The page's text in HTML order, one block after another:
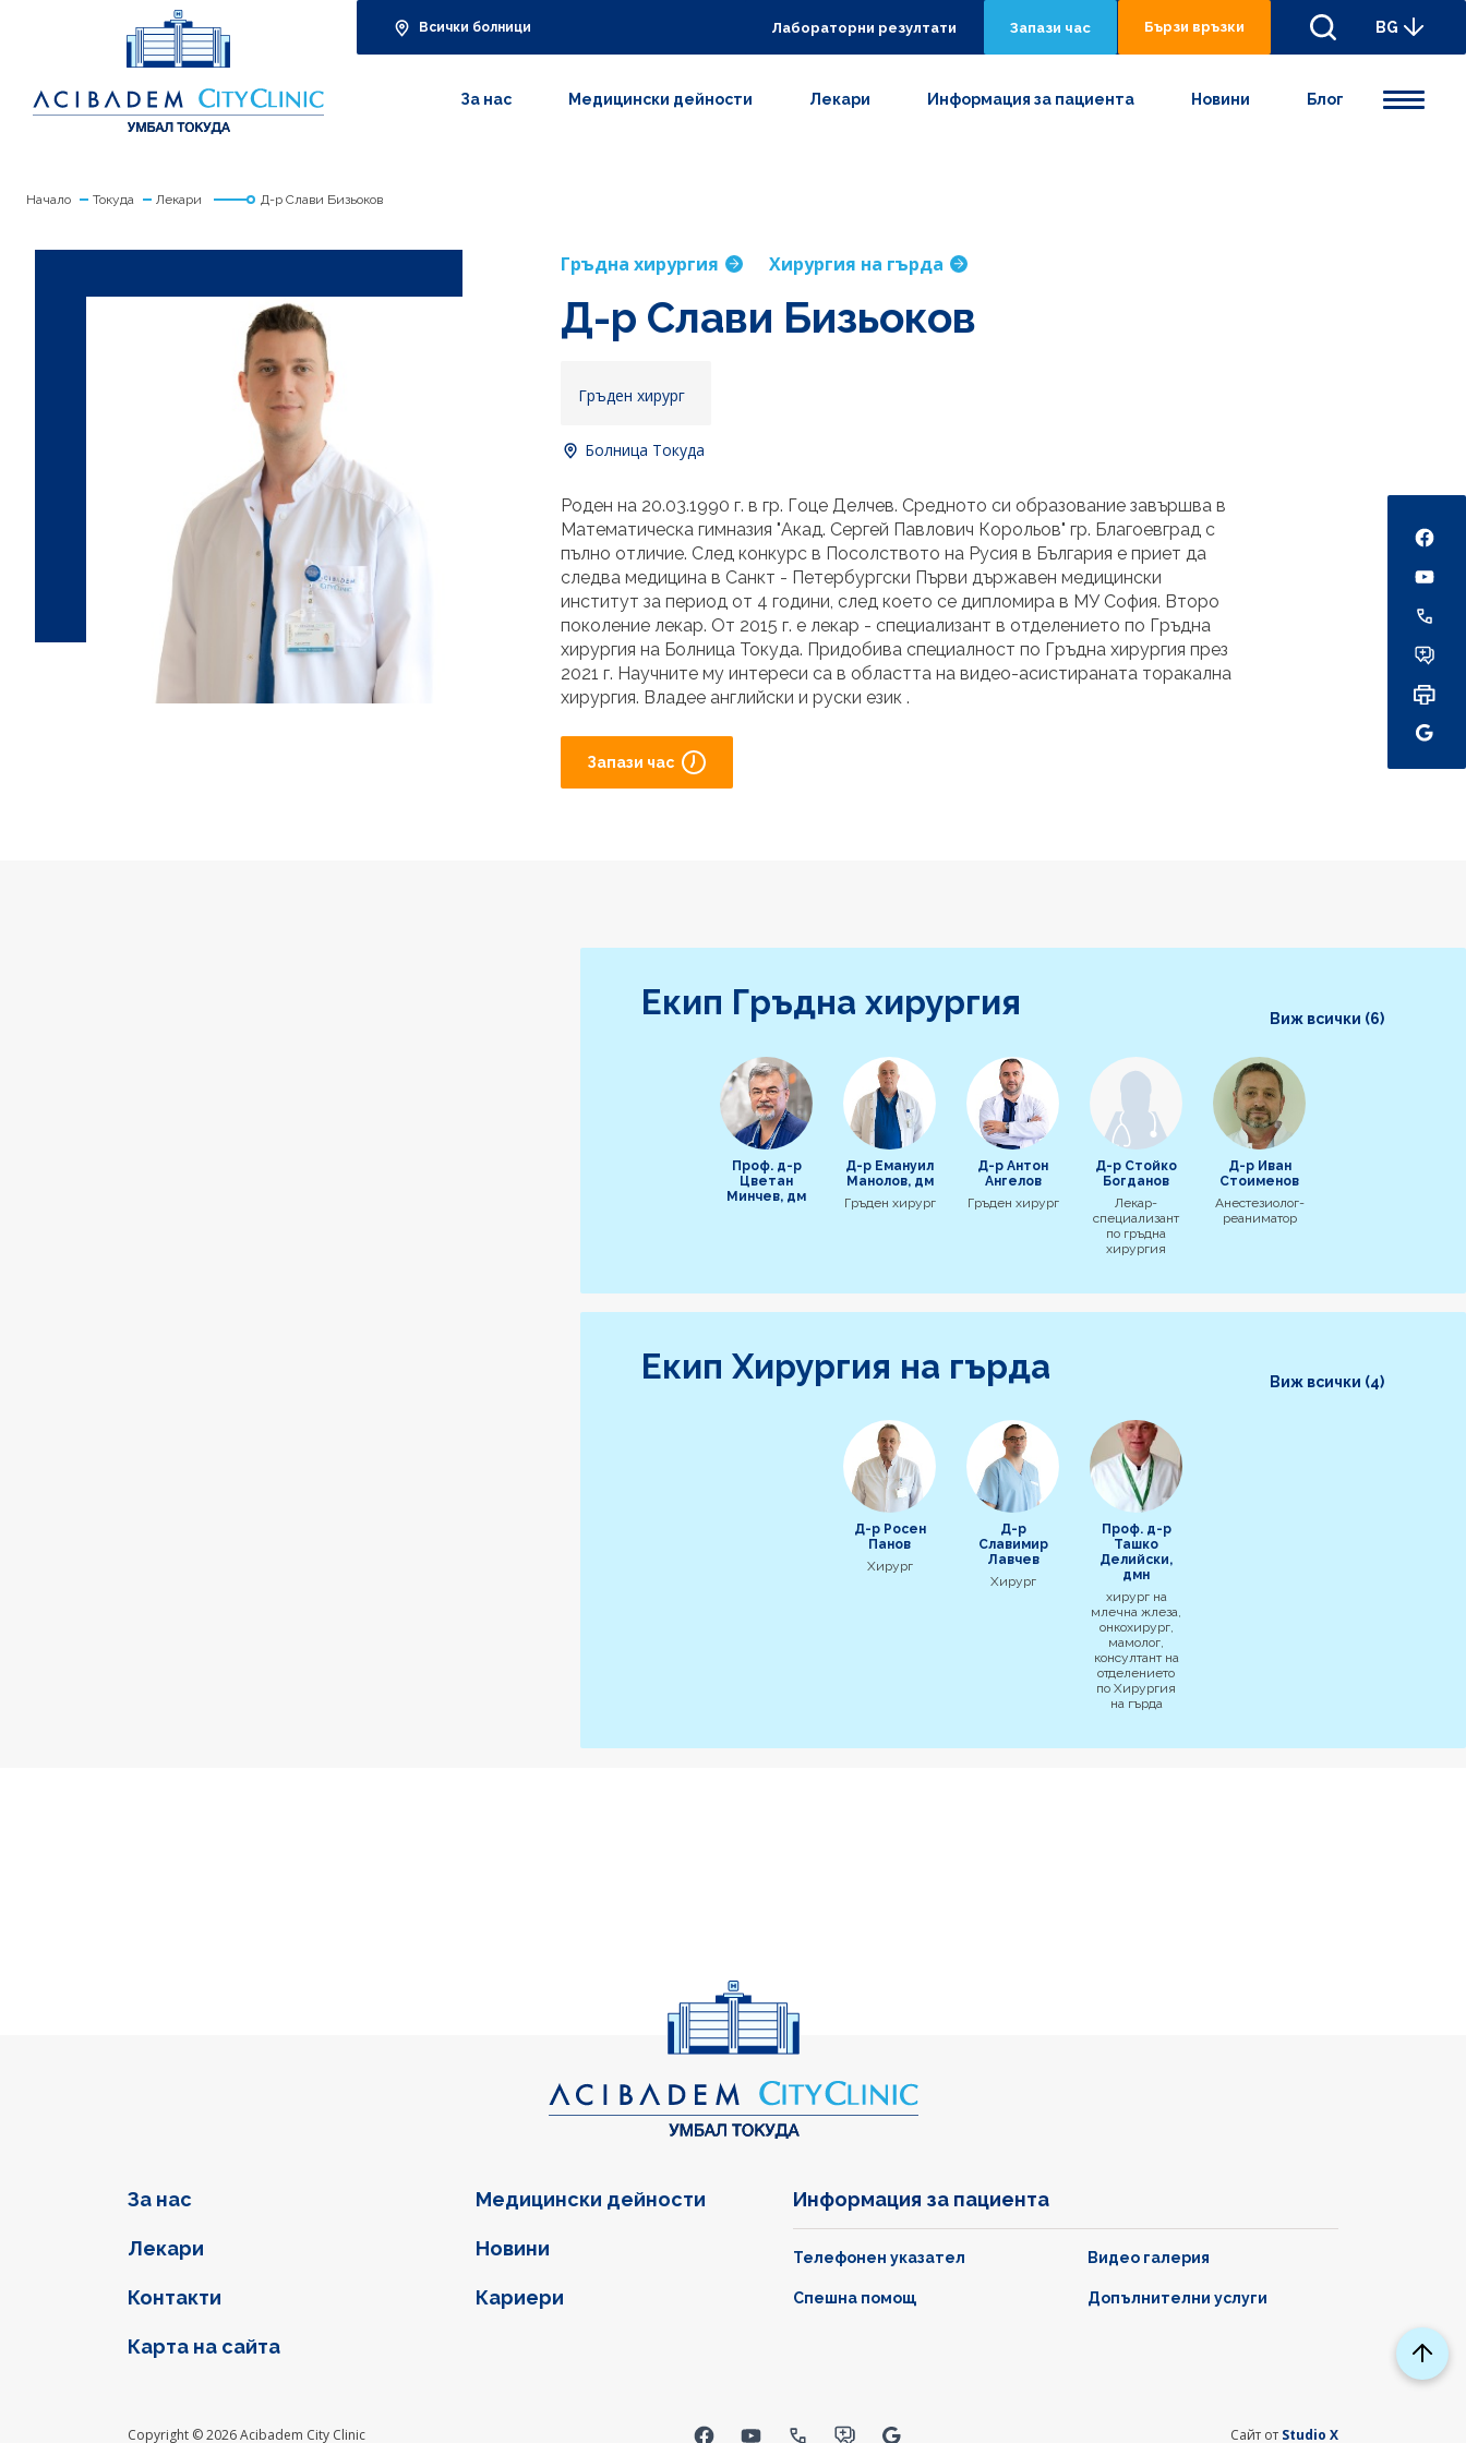
Всички болници Лабораторни резултати Запази час Бързи връзки BG
За нас Медицински дейности Лекари Информация за пациента Новини Блог
Начало Токуда Лекари Д-р Слави Бизьоков
Гръдна хирургия Хирургия на гърда
Д-р Слави Бизьоков
Гръден хирург
Болница Токуда
Роден на 20.03.1990 г. в гр. Гоце Делчев. Средното си образование завършва в
Математическа гимназия "Акад. Сергей Павлович Корольов" гр. Благоевград с
пълно отличие. След конкурс в Посолството на Русия в България е приет да
следва медицина в Санкт - Петербургски Първи държавен медицински
институт за период от 4 години, след което се дипломира в МУ София. Второ
поколение лекар. От 2015 г. е лекар - специализант в отделението по Гръдна
хирургия на Болница Токуда. Придобива специалност по Гръдна хирургия през
2021 г. Научните му интереси са в областта на видео-асистираната торакална
хирургия. Владее английски и руски език .
Запази час
Екип Гръдна хирургия
Проф. д-р
Цветан
Минчев, дм
Д-р Емануил
Манолов, дм
Гръден хирург
Д-р Антон
Ангелов
Гръден хирург
Д-р Стойко
Богданов
Лекар-
специализант
по гръдна
хирургия
Д-р Иван
Стоименов
Анестезиолог-
реаниматор
Виж всички (6)
Екип Хирургия на гърда
Д-р Росен
Панов
Хирург
Д-р
Славимир
Лавчев
Хирург
Проф. д-р
Ташко
Делийски,
дмн
хирург на
млечна жлеза,
онкохирург,
мамолог,
консултант на
отделението
по Хирургия
на гърда
Виж всички (4)
Фуутер навигация
За нас Медицински дейности
Лекари Новини
Контакти Кариери
Карта на сайта
Информация за пациента
Телефонен указател Видео галерия
Спешна помощ Допълнителни услуги
Copyright © 2026 Acibadem City Clinic Сайт от Studio X